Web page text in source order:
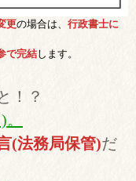
更の場合は、 行政書士に
で完結します。
！？
(法務局保管)だ